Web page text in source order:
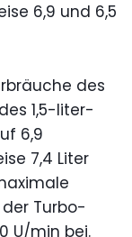
6,9 und 6,5
des
1,5-liter-
6,9
7,4 Liter
Turbo-
U/min bei.